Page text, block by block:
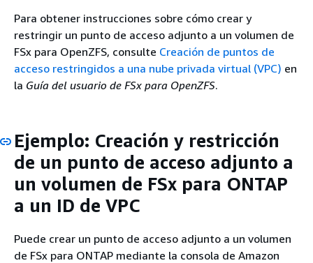
Para obtener instrucciones sobre cómo crear y
restringir un punto de acceso adjunto a un volumen de
FSx para OpenZFS, consulte Creación de puntos de
acceso restringidos a una nube privada virtual (VPC) en
la Guía del usuario de FSx para OpenZFS.
Ejemplo: Creación y restricción
de un punto de acceso adjunto a
un volumen de FSx para ONTAP
a un ID de VPC
Puede crear un punto de acceso adjunto a un volumen
de FSx para ONTAP mediante la consola de Amazon